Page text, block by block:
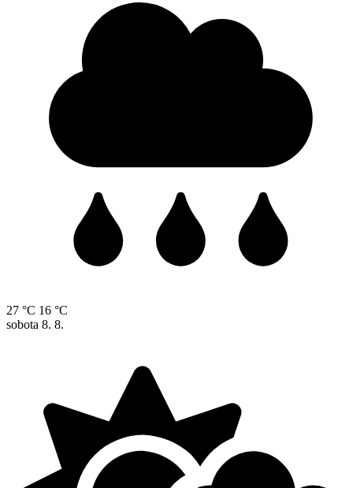
27 °C 16 °C
sobota 8. 8.